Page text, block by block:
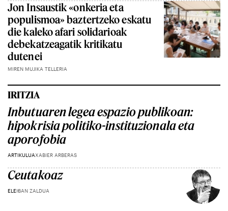
Jon Insaustik «onkeria eta
populismoa» baztertzeko eskatu
die kaleko afari solidarioak
debekatzeagatik kritikatu
dutenei
MIREN MUJIKA TELLERIA
IRITZIA
Inbutuaren legea espazio publikoan:
hipokrisia politiko-instituzionala eta
aporofobia
ARTIKULUAXABIER ARBERAS
Ceutakoaz
ELEIBAN ZALDUA